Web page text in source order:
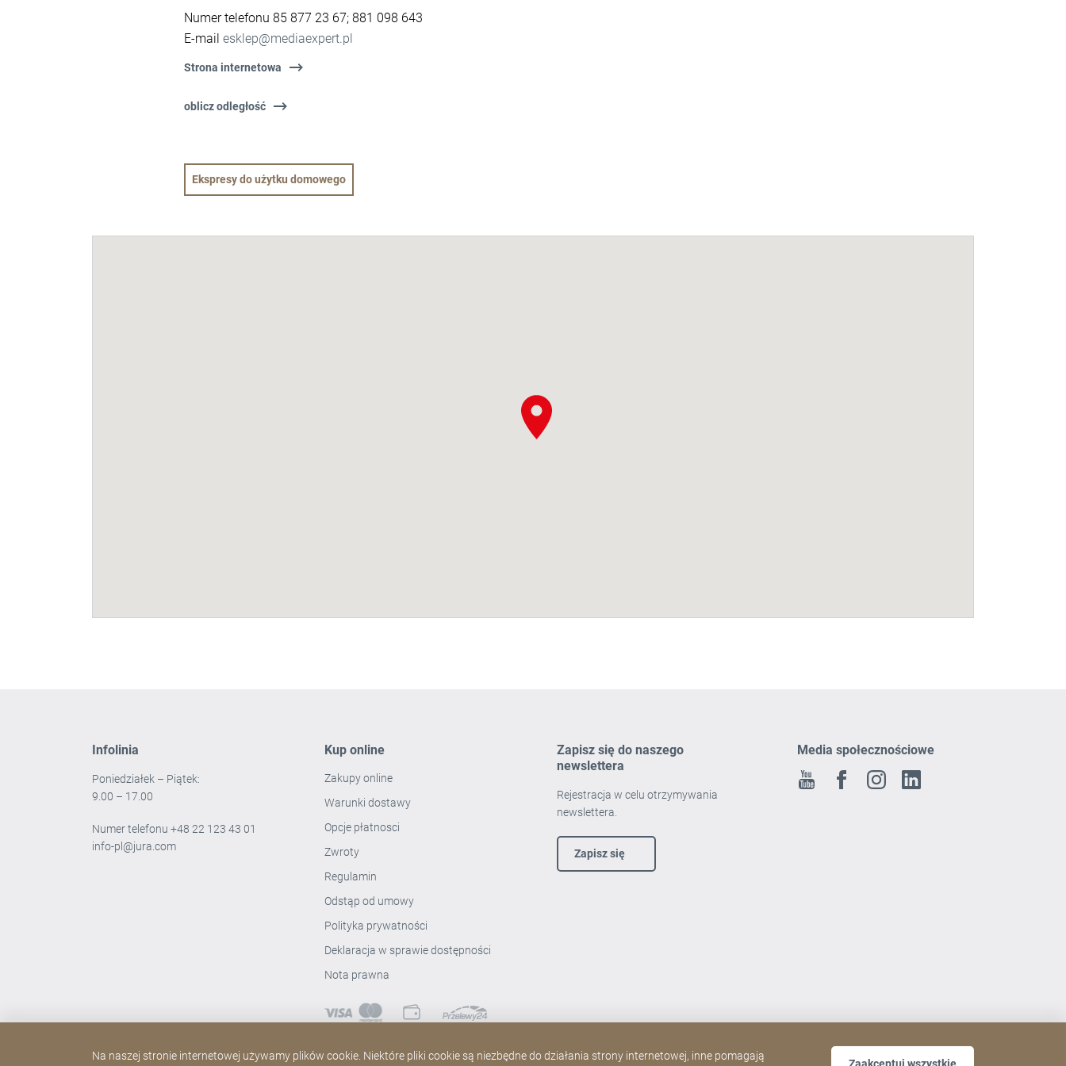
Numer telefonu 85 877 23 67; 881 098 643
E-mailesklep@mediaexpert.pl
Strona internetowa
oblicz odległość
Ekspresy do użytku domowego
Infolinia
Poniedziałek – Piątek:
9.00 – 17.00
Numer telefonu+48 22 123 43 01
info-pl@jura.com
Kup online
Zakupy online
Warunki dostawy
Opcje płatnosci
Zwroty
Regulamin
Odstąp od umowy
Polityka prywatności
Deklaracja w sprawie dostępności
Nota prawna
Zapisz się do naszego
newslettera
Rejestracja w celu otrzymywania
newslettera.
Zapisz się
Media społecznościowe
Youtube FacebookInstagram
Na naszej stronie internetowej używamy plików cookie. Niektóre pliki cookie są niezbędne do działania strony internetowej, inne pomagają